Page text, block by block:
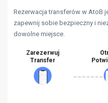
Rezerwacja transferów w AtoB
zapewnij sobie bezpieczny i
dowolne miejsce.
Zarezerwuj
Transfer